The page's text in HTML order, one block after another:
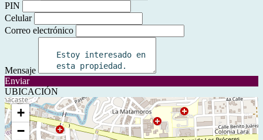
PIN
Celular
Correo electrónico
Mensaje
Enviar
UBICACIÓN
+
−